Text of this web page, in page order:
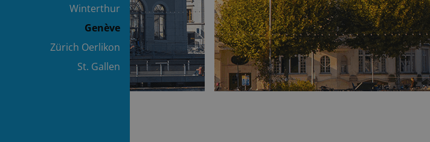
Winterthur
Genève
Zürich Oerlikon
St. Gallen